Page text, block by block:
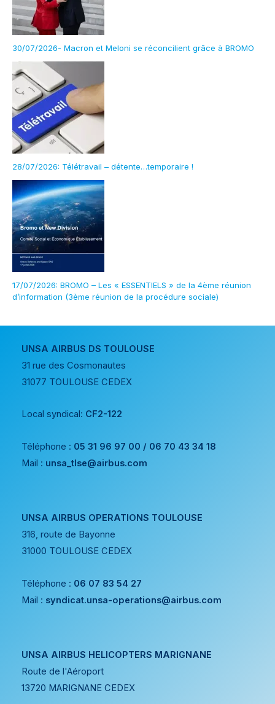
30/07/2026- Macron et Meloni se réconcilient grâce à BROMO
28/07/2026: Télétravail – détente…temporaire !
17/07/2026: BROMO – Les « ESSENTIELS » de la 4ème réunion
d’information (3ème réunion de la procédure sociale)
UNSA AIRBUS DS TOULOUSE
31 rue des Cosmonautes
31077 TOULOUSE CEDEX
Local syndical: CF2-122
Téléphone : 05 31 96 97 00 / 06 70 43 34 18
Mail : unsa_tlse@airbus.com
UNSA AIRBUS OPERATIONS TOULOUSE
316, route de Bayonne
31000 TOULOUSE CEDEX
Téléphone : 06 07 83 54 27
Mail : syndicat.unsa-operations@airbus.com
UNSA AIRBUS HELICOPTERS MARIGNANE
Route de l'Aéroport
13720 MARIGNANE CEDEX